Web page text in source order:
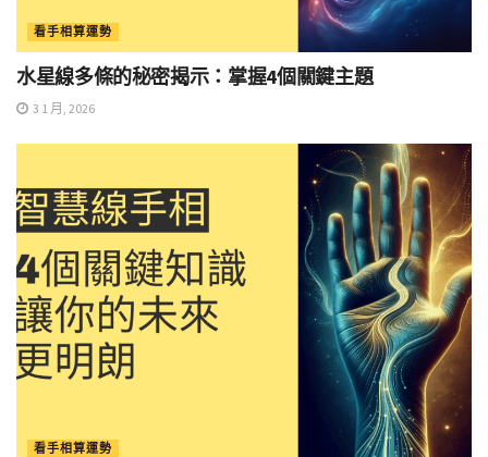
看手相算運勢
水星線多條的秘密揭示：掌握4個關鍵主題
3 1 月, 2026
看手相算運勢